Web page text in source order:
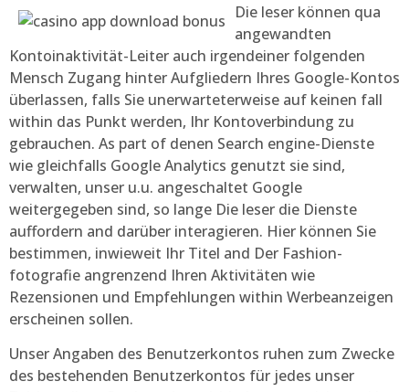
Die leser können qua
angewandten
Kontoinaktivität-Leiter auch irgendeiner folgenden
Mensch Zugang hinter Aufgliedern Ihres Google-Kontos
überlassen, falls Sie unerwarteterweise auf keinen fall
within das Punkt werden, Ihr Kontoverbindung zu
gebrauchen. As part of denen Search engine-Dienste
wie gleichfalls Google Analytics genutzt sie sind,
verwalten, unser u.u. angeschaltet Google
weitergegeben sind, so lange Die leser die Dienste
auffordern and darüber interagieren. Hier können Sie
bestimmen, inwieweit Ihr Titel and Der Fashion-
fotografie angrenzend Ihren Aktivitäten wie
Rezensionen und Empfehlungen within Werbeanzeigen
erscheinen sollen.
Unser Angaben des Benutzerkontos ruhen zum Zwecke
des bestehenden Benutzerkontos für jedes unser